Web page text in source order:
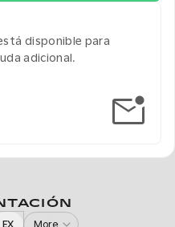
disponible para
adicional.
EX More